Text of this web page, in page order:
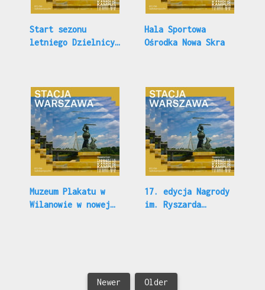
Start sezonu
letniego Dzielnicy
Hala Sportowa
Ośrodka Nowa Skra
Muzeum Plakatu w
Wilanowie w nowej
17. edycja Nagrody
im. Ryszarda
Newer Older